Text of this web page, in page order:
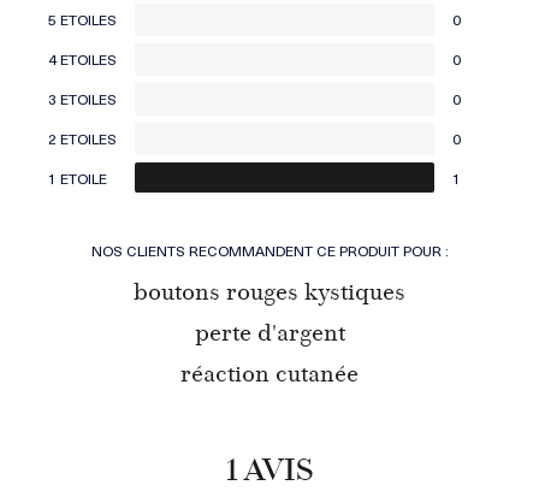
5 ETOILES
0
4 ETOILES
0
3 ETOILES
0
2 ETOILES
0
1 ETOILE
1
NOS CLIENTS RECOMMANDENT CE PRODUIT POUR :
boutons rouges kystiques
perte d'argent
réaction cutanée
1 AVIS